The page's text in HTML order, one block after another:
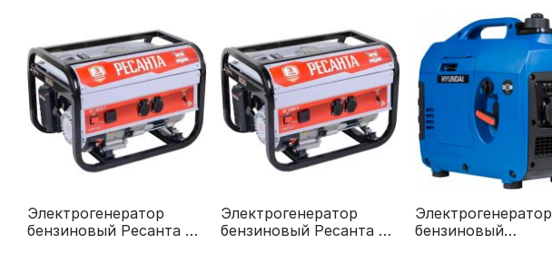
Электрогенератор
бензиновый Ресанта БГ
Электрогенератор
бензиновый Ресанта БГ
Электрогенератор
бензиновый